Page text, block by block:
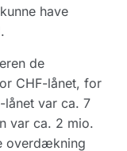
have
de
CHF-lånet, for
var ca. 7
var ca. 2 mio.
overdækning